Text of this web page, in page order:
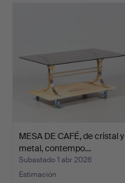
MESA DE CAFÉ, de cristal y
metal, contempo…
Subastado 1 abr 2026
Estimación